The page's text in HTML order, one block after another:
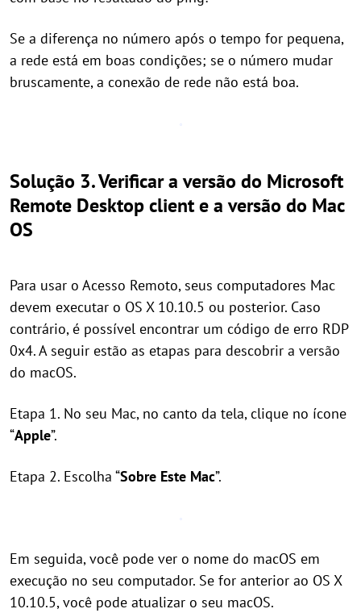
Se a diferença no número após o tempo for pequena,
a rede está em boas condições; se o número mudar
bruscamente, a conexão de rede não está boa.
Solução 3. Verificar a versão do Microsoft
Remote Desktop client e a versão do Mac
OS
Para usar o Acesso Remoto, seus computadores Mac
devem executar o OS X 10.10.5 ou posterior. Caso
contrário, é possível encontrar um código de erro RDP
0x4. A seguir estão as etapas para descobrir a versão
do macOS.
Etapa 1. No seu Mac, no canto da tela, clique no ícone
“Apple”.
Etapa 2. Escolha “Sobre Este Mac”.
Em seguida, você pode ver o nome do macOS em
execução no seu computador. Se for anterior ao OS X
10.10.5, você pode atualizar o seu macOS.